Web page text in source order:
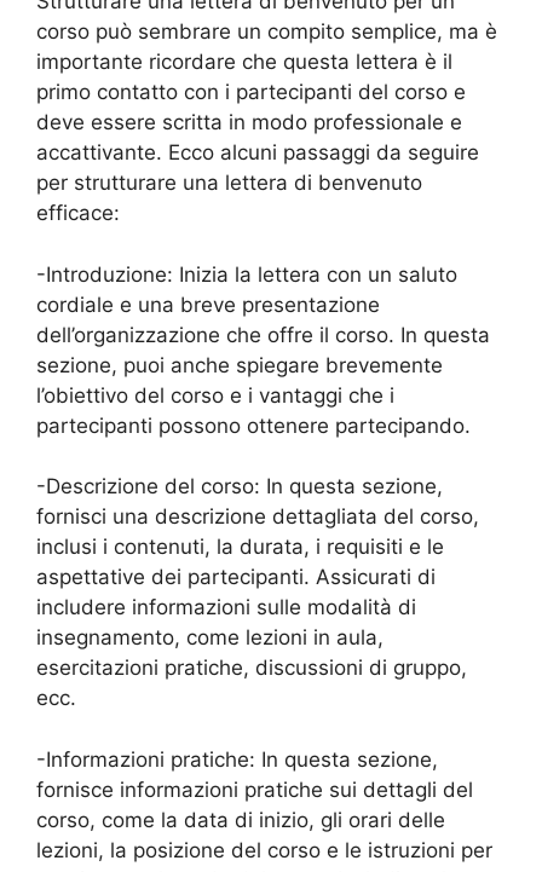
corso può sembrare un compito semplice, ma è
importante ricordare che questa lettera è il
primo contatto con i partecipanti del corso e
deve essere scritta in modo professionale e
accattivante. Ecco alcuni passaggi da seguire
per strutturare una lettera di benvenuto
efficace:
-Introduzione: Inizia la lettera con un saluto
cordiale e una breve presentazione
dell’organizzazione che offre il corso. In questa
sezione, puoi anche spiegare brevemente
l’obiettivo del corso e i vantaggi che i
partecipanti possono ottenere partecipando.
-Descrizione del corso: In questa sezione,
fornisci una descrizione dettagliata del corso,
inclusi i contenuti, la durata, i requisiti e le
aspettative dei partecipanti. Assicurati di
includere informazioni sulle modalità di
insegnamento, come lezioni in aula,
esercitazioni pratiche, discussioni di gruppo,
ecc.
-Informazioni pratiche: In questa sezione,
fornisce informazioni pratiche sui dettagli del
corso, come la data di inizio, gli orari delle
lezioni, la posizione del corso e le istruzioni per